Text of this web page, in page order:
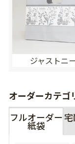
ジャストニ
オーダーカテゴ
フルオーダー
紙袋